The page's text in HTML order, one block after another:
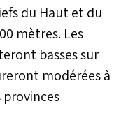
du Haut et du
mètres. Les
basses sur
modérées à